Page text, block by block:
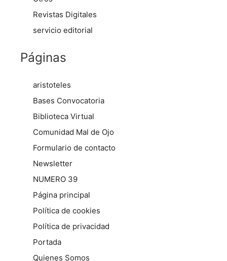
Revistas Digitales
servicio editorial
Páginas
aristoteles
Bases Convocatoria
Biblioteca Virtual
Comunidad Mal de Ojo
Formulario de contacto
Newsletter
NUMERO 39
Página principal
Política de cookies
Política de privacidad
Portada
Quienes Somos